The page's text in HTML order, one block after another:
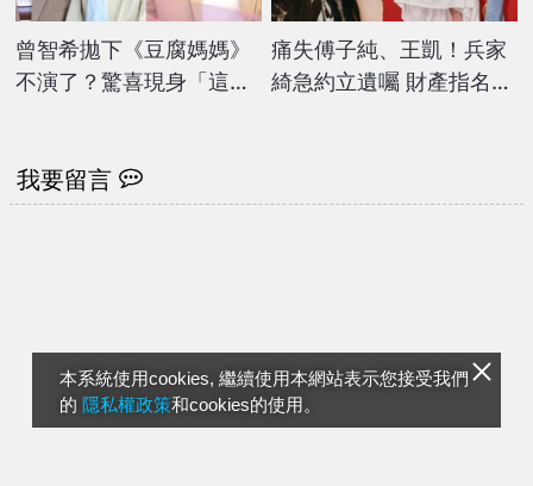
本系統使用cookies, 繼續使用本網站表示您接受我們
的 隱私權政策和cookies的使用。
曾智希拋下《豆腐媽媽》
不演了？驚喜現身「這節
痛失傅子純、王凱！兵家
綺急約立遺囑 財產指名給
我要留言